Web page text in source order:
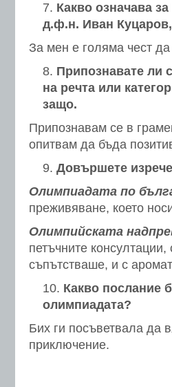
Какво означава
д.ф.н. Иван
За мен е голяма чест
Припознавате ли
на речта или
защо.
Припознавам се в
опитвам да бъда
Довършете
Олимпиадата по
преживяване, което
Олимпийската
петъчните
съпътстваше, и с
Какво послание
олимпиадата?
Бих ги посъветвала да
приключение.